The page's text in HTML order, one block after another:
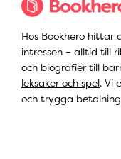
Hos Bookhero hittar
intressen – alltid till
och biografier till
leksaker och spel. Vi
och trygga